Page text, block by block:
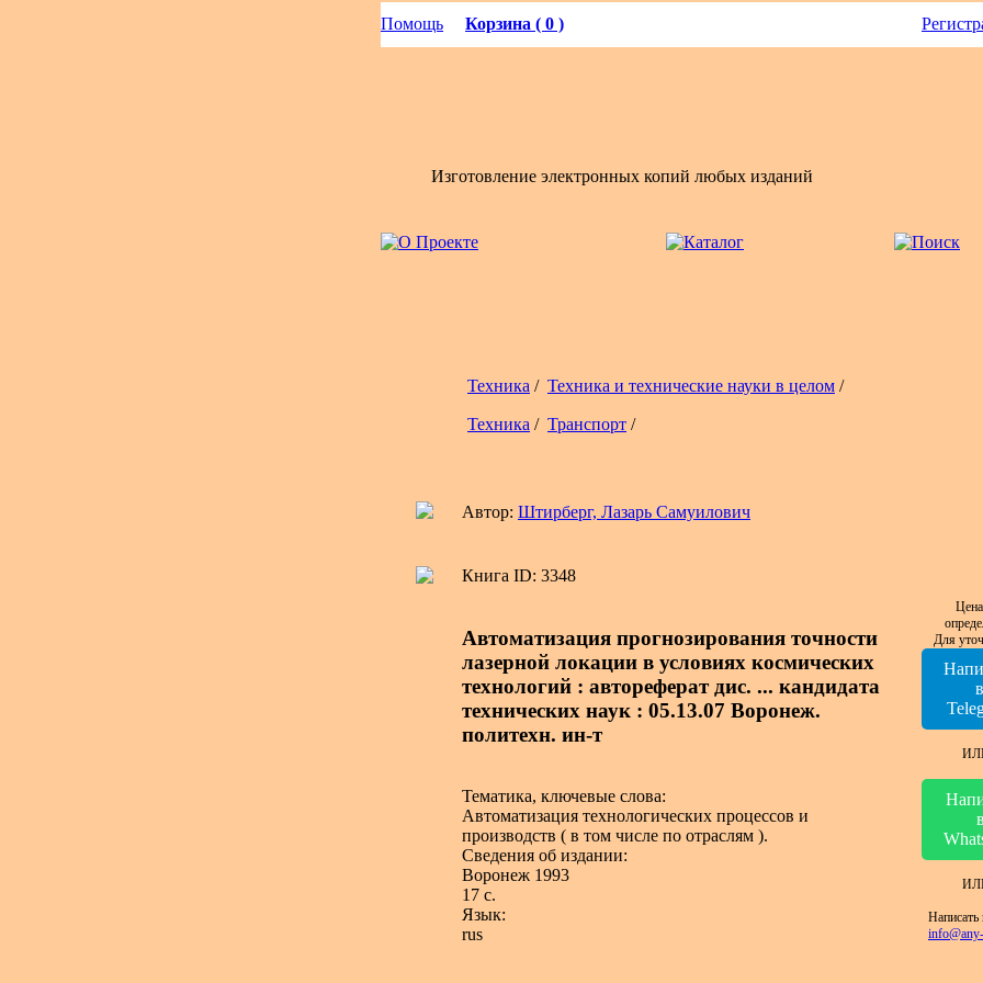
Помощь Корзина ( 0 )
Изготовление электронных копий любых изданий
Техника / Техника и технические науки в целом /
Техника / Транспорт /
Автор: Штирберг, Лазарь Самуилович
Книга ID: 3348
Автоматизация прогнозирования точности
лазерной локации в условиях космических
технологий : автореферат дис. ... кандидата
технических наук : 05.13.07 Воронеж.
политехн. ин-т
Тематика, ключевые слова:
Автоматизация технологических процессов и
производств ( в том числе по отраслям ).
Сведения об издании:
Воронеж 1993
17 с.
Язык:
rus
Для
в
в
Написать